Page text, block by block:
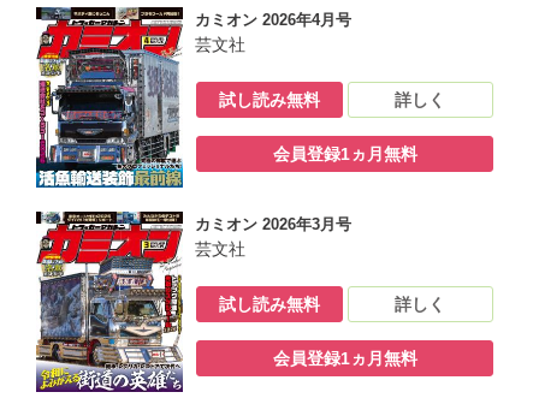
カミオン 2026年4月号
芸文社
試し読み無料 詳しく
会員登録1ヵ月無料
カミオン 2026年3月号
芸文社
試し読み無料 詳しく
会員登録1ヵ月無料